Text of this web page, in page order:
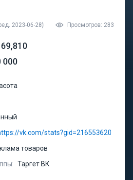
2023-06-28) Просмотров: 283
69,810
000
vk.com/stats?gid=216553620
товаров
Таргет ВК